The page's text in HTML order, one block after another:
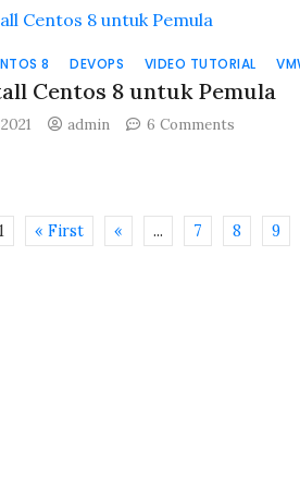
8 DEVOPS VIDEO TUTORIAL
Centos 8 untuk Pemula
admin 6 Comments
untuk
« First « ... 7 8 9